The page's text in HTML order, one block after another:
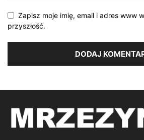
Zapisz moje imię, email i adres www
przyszłość.